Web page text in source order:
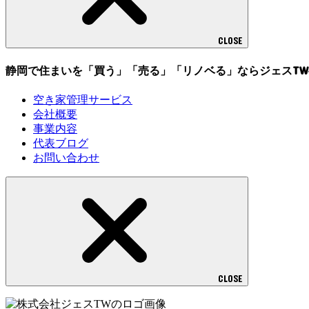
CLOSE
静岡で住まいを「買う」「売る」「リノベる」ならジェス
空き家管理サービス
会社概要
事業内容
代表ブログ
お問い合わせ
CLOSE